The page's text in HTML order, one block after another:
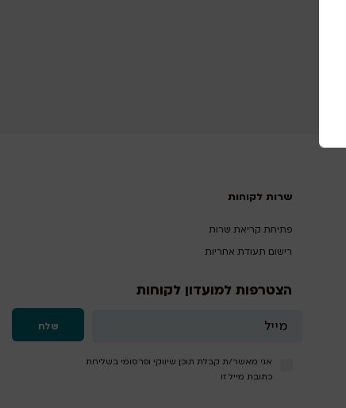
שרות לקוחות
פתיחת קריאת שרות
רישום תעודת אחריות
הצטרפות למועדון לקוחות
אני מאשר/ת קבלת תוכן שיווקי ופרסומי בשליחת
כתובת מייל זו